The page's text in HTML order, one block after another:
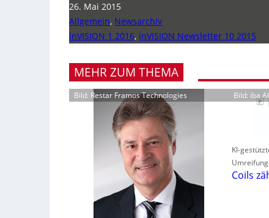
26. Mai 2015
Allgemein, Newsarchiv
inVISION 1 2016, inVISION Newsletter 10 2015
MEHR ZUM THEMA
Bild: Restar Framos Technologies Bild: iba
KI-
Coils